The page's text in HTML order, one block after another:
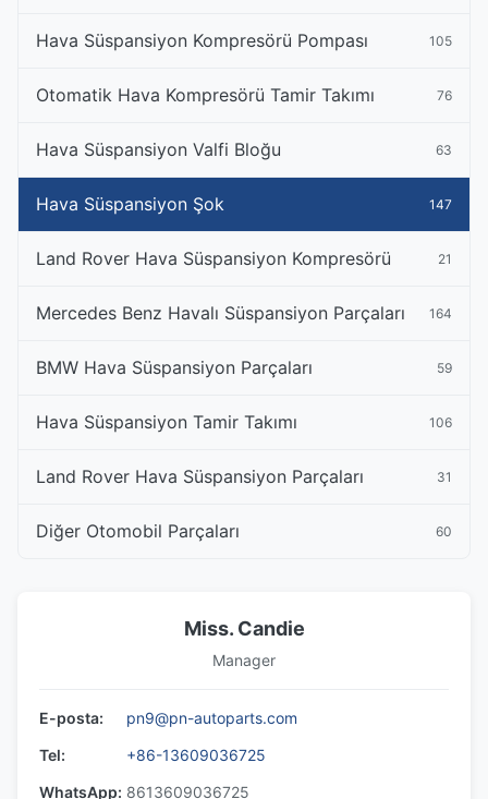
Hava Süspansiyon Kompresörü Pompası 105
Otomatik Hava Kompresörü Tamir Takımı 76
Hava Süspansiyon Valfi Bloğu 63
Hava Süspansiyon Şok 147
Land Rover Hava Süspansiyon Kompresörü 21
Mercedes Benz Havalı Süspansiyon Parçaları 164
BMW Hava Süspansiyon Parçaları 59
Hava Süspansiyon Tamir Takımı 106
Land Rover Hava Süspansiyon Parçaları 31
Diğer Otomobil Parçaları 60
Miss. Candie
Manager
E-posta:
pn9@pn-autoparts.com
Tel:
+86-13609036725
WhatsApp: 8613609036725